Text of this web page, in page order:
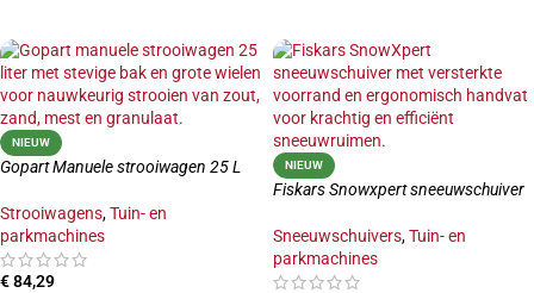
NIEUW
Gopart Manuele strooiwagen 25 L
Strooiwagens,Tuin- en
parkmachines
€84,29
NIEUW
Fiskars Snowxpert sneeuwschuiver
Sneeuwschuivers,Tuin- en
parkmachines